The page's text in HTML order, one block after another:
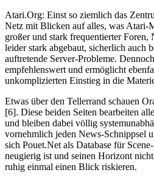
Atari.Org: Einst so ziemlich das
Netz mit Blicken auf alles, was Atari-
großer und stark frequentierter
leider stark abgebaut, sicherlich auch
auftretende Server-Probleme.
empfehlenswert und ermöglicht
unkomplizierten Einstieg in die
Etwas über den Tellerrand schauen
[6]. Diese beiden Seiten bearbeiten
und bleiben dabei völlig
vornehmlich jeden News-Schnippsel
sich Pouet.Net als Database für
neugierig ist und seinen Horizont
ruhig einmal einen Blick riskieren.